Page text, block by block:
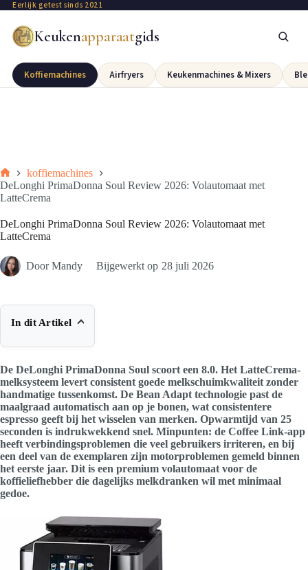
Eerlijk getest sinds 2021
Keukenapparaatgids
Koffiemachines Airfryers Keukenmachines & Mixers
koffiemachines
DeLonghi PrimaDonna Soul Review 2026: Volautomaat met
LatteCrema
DeLonghi PrimaDonna Soul Review 2026: Volautomaat met
LatteCrema
Door Mandy Bijgewerkt op 28 juli 2026
In dit Artikel
De DeLonghi PrimaDonna Soul scoort een 8.0. Het LatteCrema-
melksysteem levert consistent goede melkschuimkwaliteit zonder
handmatige tussenkomst. De Bean Adapt technologie past de
maalgraad automatisch aan op je bonen, wat consistentere
espresso geeft bij het wisselen van merken. Opwarmtijd van 25
seconden is indrukwekkend snel. Minpunten: de Coffee Link-app
heeft verbindingsproblemen die veel gebruikers irriteren, en bij
een deel van de exemplaren zijn motorproblemen gemeld binnen
het eerste jaar. Dit is een premium volautomaat voor de
koffieliefhebber die dagelijks melkdranken wil met minimaal
gedoe.